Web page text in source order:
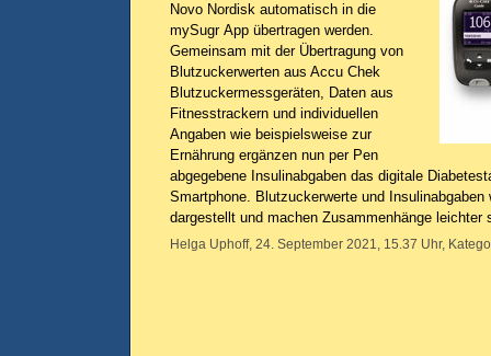
Novo Nordisk automatisch in die
mySugr App übertragen werden.
Gemeinsam mit der Übertragung von
Blutzuckerwerten aus Accu Chek
Blutzuckermessgeräten, Daten aus
Fitnesstrackern und individuellen
Angaben wie beispielsweise zur
Ernährung ergänzen nun per Pen
abgegebene Insulinabgaben das digitale
Smartphone. Blutzuckerwerte und Insulinabgaben
dargestellt und machen Zusammenhänge leichter
Helga Uphoff, 24. September 2021, 15.37 Uhr,